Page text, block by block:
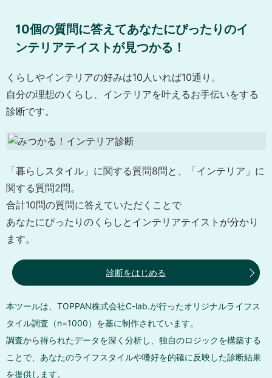
10個の質問に答えてあなたにぴったりのイ
ンテリアテイストが見つかる！
くらしやインテリアの好みは10人いれば10通り。
自分の理想のくらし、インテリアを叶えるお手伝いをする
診断です。
「暮らしスタイル」に関する質問8問と、「インテリア」に
関する質問2問。
合計10問の質問に答えていただくことで
あなたにぴったりのくらしとインテリアテイストが分かり
ます。
診断をはじめる
本ツールは、TOPPAN株式会社C-lab.が行ったオリジナルライフス
タイル調査（n=1000）を基に制作されています。
調査から得られたデータを深く分析し、独自のロジックを構築する
ことで、あなたのライフスタイルや嗜好を的確に反映した診断結果
を提供します。